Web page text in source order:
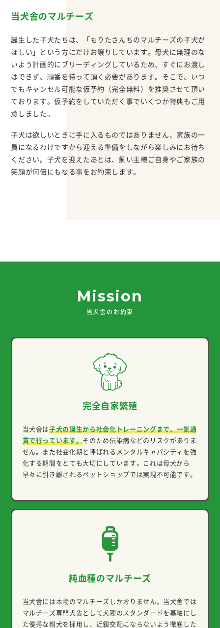
当犬舎のマルチーズ
誕生した子犬たちは、「もりたさんちのマルチーズの子犬が
ほしい」という方にだけお譲りしています。母犬に無理のな
いよう計画的にブリーディングしているため、すぐにお渡し
はできず、順番を待って頂く必要があります。そこで、いつ
でもキャンセル可能な仮予約（完全無料）を推奨させて頂い
ております。仮予約をしていただく事でいくつか特典もご用
意しました。
子犬は欲しいときに手に入るものではありません、家族の一
員になるわけですから迎える準備をしながら楽しみにお待ち
ください。子犬を迎えたあとは、飼い主様ご自身やご家族の
笑顔が何倍にもなる事をお約束します。
Mission
当犬舎のお約束
完全自家繁殖
当犬舎は子犬の誕生から社会化トレーニングまで、一気通
貫で行っています。そのため伝染病などのリスクがありま
せん。また社会化期と呼ばれるメンタルキャパシティを強
化する期間をとても大切にしています。これは母犬から
早々に引き離されるペットショップでは実現不可能です。
純血種のマルチーズ
当犬舎には本物のマルチーズしかおりません。当犬舎では
マルチーズ専門犬舎として犬種のスタンダードを基軸にし
た優秀な親犬を採用し、近親交配にならないよう徹底した